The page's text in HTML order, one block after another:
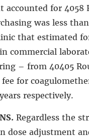
accounted for 4058
was less
that estimated
commercial
– from 40405
for
respectively.
Regardless the
dose adjustment